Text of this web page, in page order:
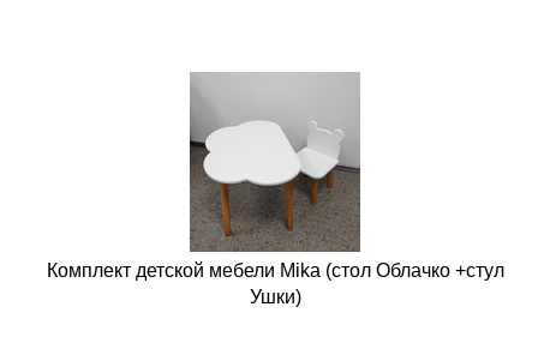
Комплект детской мебели Mika (стол Облачко +стул
Ушки)